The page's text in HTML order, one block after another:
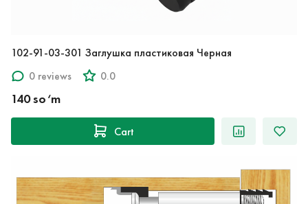
102-91-03-301 Заглушка пластиковая Черная
0 reviews
0.0
140 so‘m
Cart